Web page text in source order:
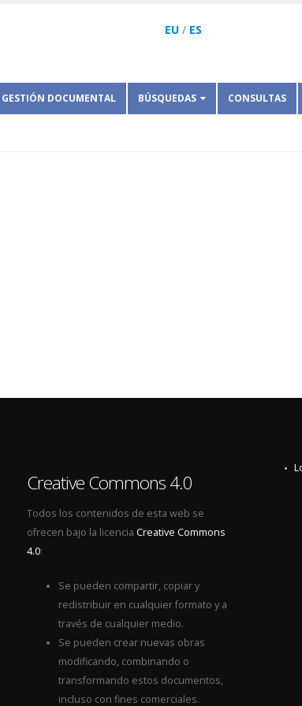
EU / ES
GESTIÓN DOCUMENTAL BÚSQUEDAS CONSULTAS
Creative Commons 4.0
Todos los contenidos de esta web se
ofrecen bajo la licencia Creative Commons
4.0:
Se pueden compartir, copiar y
redistribuir en cualquier formato y a
través de cualquier medio.
Se pueden crear nuevas obras
modificando, combinando o
transformando estos documentos,
incluso con fines comerciales.